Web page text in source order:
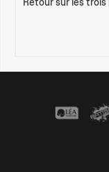
Retour sur les trois